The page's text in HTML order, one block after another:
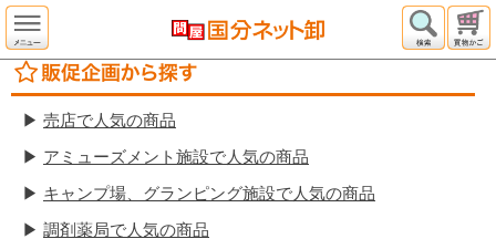
▶ 売店で人気の商品
▶ アミューズメント施設で人気の商品
▶ キャンプ場、グランピング施設で人気の商品
▶ 調剤薬局で人気の商品